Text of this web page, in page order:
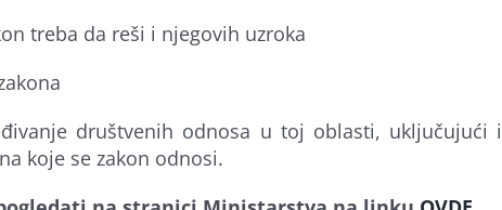
treba da reši i njegovih uzroka
društvenih odnosa u toj oblasti, uključujući i
koje se zakon odnosi.